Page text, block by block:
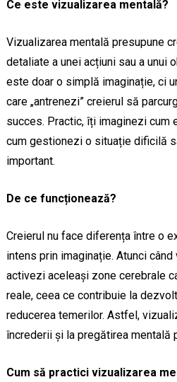
Ce este vizualizarea mentală?
Vizualizarea mentală presupune
detaliate a unei acțiuni sau a unui
este doar o simplă imaginație, ci
care „antrenezi” creierul să
succes. Practic, îți imaginezi cum
cum gestionezi o situație dificilă
important.
De ce funcționează?
Creierul nu face diferența între o
intens prin imaginație. Atunci
activezi aceleași zone cerebrale
reale, ceea ce contribuie la
reducerea temerilor. Astfel,
încrederii și la pregătirea mentală
Cum să practici vizualizarea